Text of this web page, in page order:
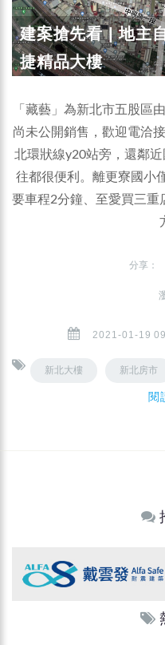
建案搶先看 | 地主
捷精品大樓
「藏藝」為新北市五股區
尚未公開銷售，歡迎電洽
北環狀線y20站旁，還鄰
往都很便利。離更寮國小
要車程2分鐘、至愛買三重
分享：
2021-01-19
新北大樓 新北房市
閱